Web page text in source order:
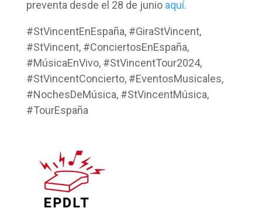
preventa desde el 28 de junio aquí.
#StVincentEnEspaña, #GiraStVincent,
#StVincent, #ConciertosEnEspaña,
#MúsicaEnVivo, #StVincentTour2024,
#StVincentConcierto, #EventosMusicales,
#NochesDeMúsica, #StVincentMúsica,
#TourEspaña